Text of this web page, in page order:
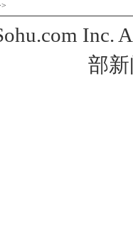
Inc.
部